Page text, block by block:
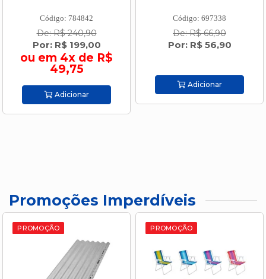
Código: 784842
De: R$ 240,90
Por: R$ 199,00
ou em 4x de R$
49,75
Adicionar
Código: 697338
De: R$ 66,90
Por: R$ 56,90
Adicionar
Promoções Imperdíveis
PROMOÇÃO PROMOÇÃO